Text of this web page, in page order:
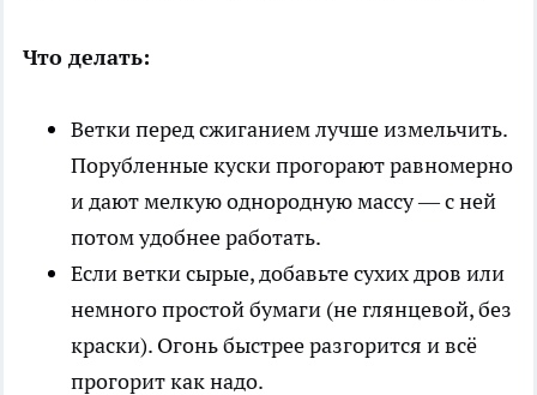
Что делать:
Ветки перед сжиганием лучше измельчить.
Порубленные куски прогорают равномерно
и дают мелкую однородную массу — с ней
потом удобнее работать.
Если ветки сырые, добавьте сухих дров или
немного простой бумаги (не глянцевой, без
краски). Огонь быстрее разгорится и всё
прогорит как надо.